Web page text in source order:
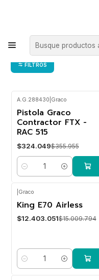
Graco
FILTROS
-9%
OFF
A.G.288430 Graco
Pistola Graco
Contractor FTX -
RAC 515
$324.049$355.955
Cantidad
-17%
OFF
Graco
King E70 Airless
$12.403.051$15.009.794
Cantidad